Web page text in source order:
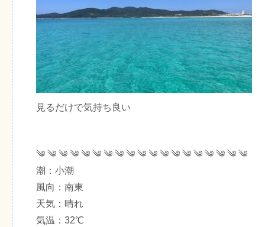
見るだけで気持ち良い
༄ ༄ ༄ ༄ ༄ ༄ ༄ ༄ ༄ ༄ ༄ ༄ ༄ ༄ ༄ ༄ ༄ ༄ ༄
潮：小潮
風向：南東
天気：晴れ
気温：32℃